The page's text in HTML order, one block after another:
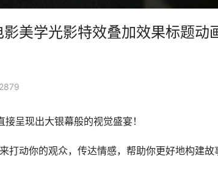
美学光影特效叠加效果标题动
呈现出大银幕般的视觉盛宴！
打动你的观众，传达情感，帮助你更好地构建故